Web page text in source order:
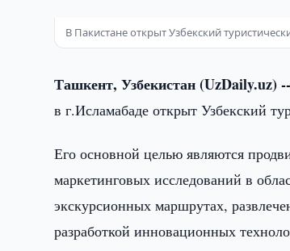
В Пакистане открыт Узбекский
Ташкент, Узбекистан (UzDaily.uz) --
в г.Исламабаде открыт Узбекский
Его основной целью являются
маркетинговых исследований в
экскурсионных маршрутах,
разработкой инновационных